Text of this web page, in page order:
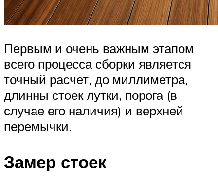
Первым и очень важным этапом
всего процесса сборки является
точный расчет, до миллиметра,
длинны стоек лутки, порога (в
случае его наличия) и верхней
перемычки.
Замер стоек